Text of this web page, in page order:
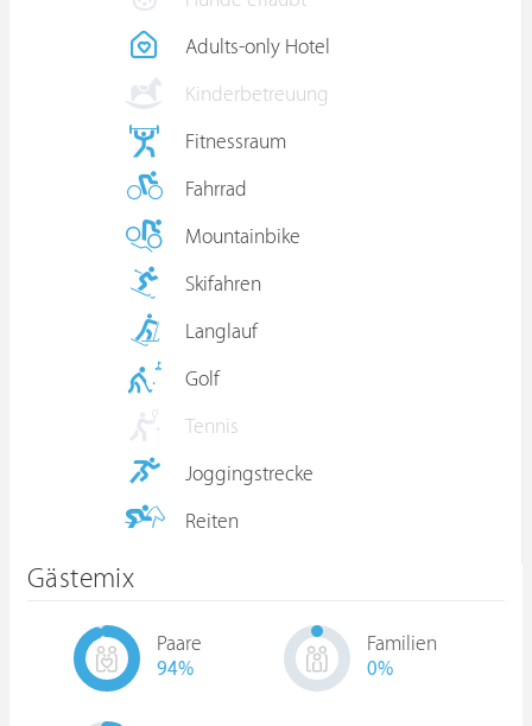
Adults-only Hotel
Kinderbetreuung
Fitnessraum
Fahrrad
Mountainbike
Skifahren
Langlauf
Golf
Tennis
Joggingstrecke
Reiten
Gästemix
Paare
94%
Familien
0%